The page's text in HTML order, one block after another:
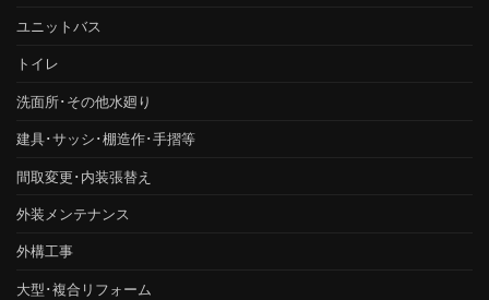
ユニットバス
トイレ
洗面所･その他水廻り
建具･サッシ･棚造作･手摺等
間取変更･内装張替え
外装メンテナンス
外構工事
大型･複合リフォーム